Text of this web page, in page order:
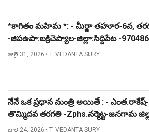
*కాగితం మహిమ *: - మీర్జా తహూర-6వ,
-జిపఉపా:బక్రిచెప్యాల-జిల్లా:సిద్దిపేట -
జులై 31, 2026 • T. VEDANTA SURY
నేనే ఒక ప్రధాన మంత్రి అయితే : - ఎంత.రాకేష్-
తొమ్మిదవ తరగతి -Zphs.నర్మెట్ట-జనగామ
జులై 24, 2026 • T. VEDANTA SURY